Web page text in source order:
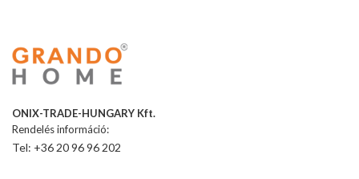
ONIX-TRADE-HUNGARY Kft.
Rendelés információ:
Tel: +36 20 96 96 202